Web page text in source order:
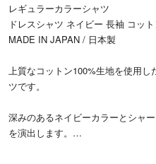
レギュラーカラーシャツ
ドレスシャツ ネイビー 長袖 コッ
MADE IN JAPAN / 日本製
上質なコットン100%生地を使用
ツです。
深みのあるネイビーカラーとシャ
を演出します。